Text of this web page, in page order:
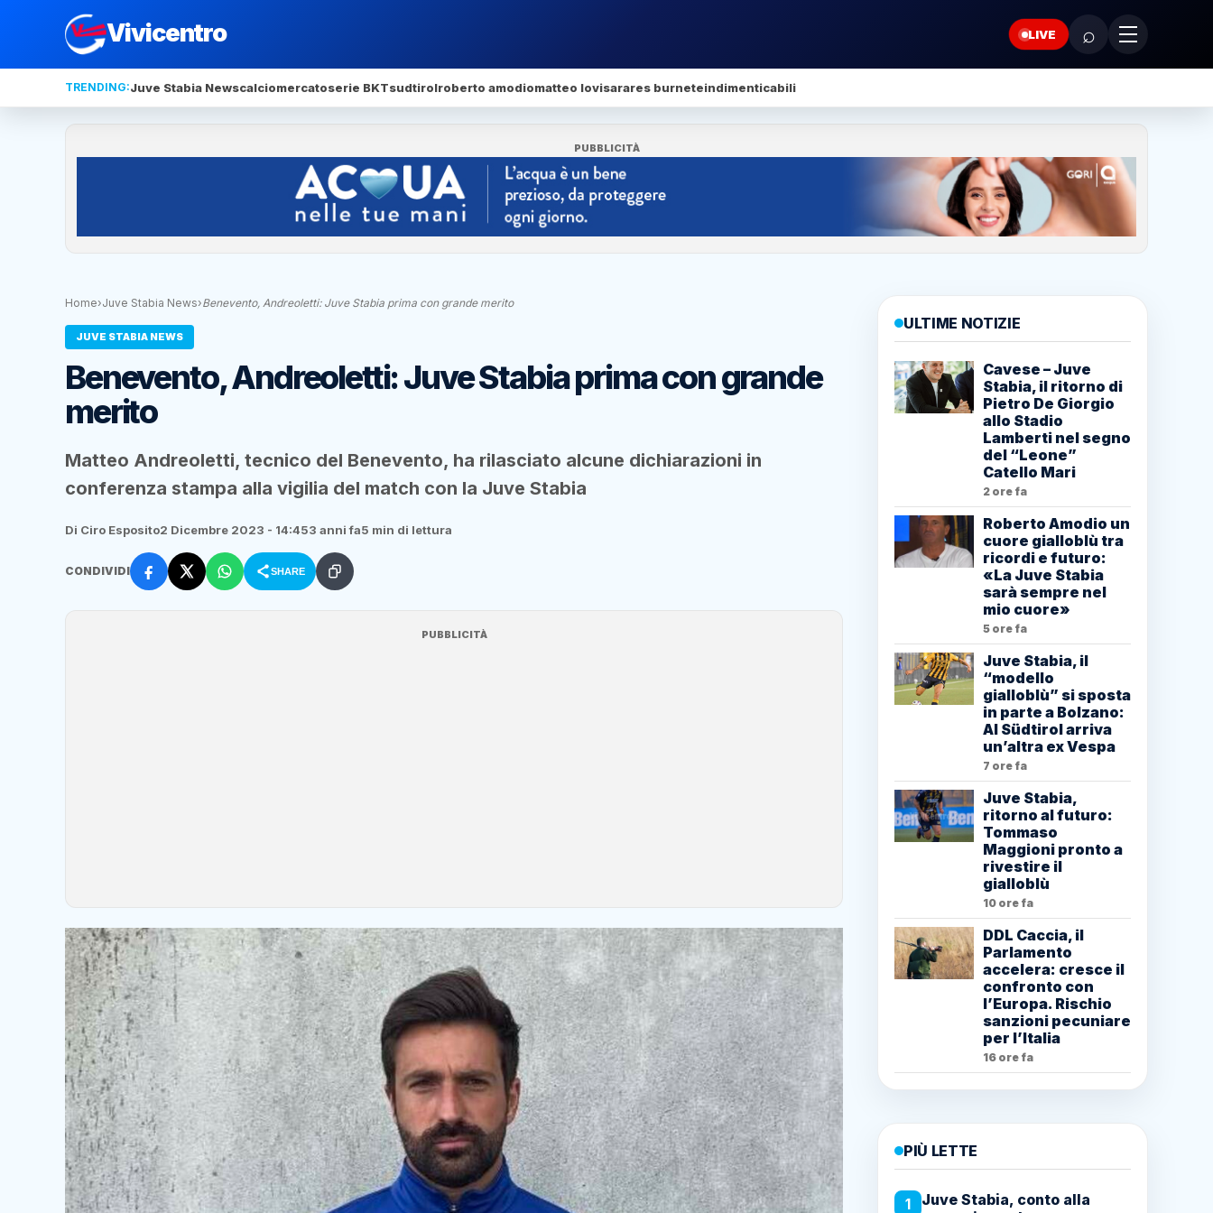
Vivicentro LIVE ⌕
TRENDING:Juve Stabia Newscalciomercatoserie BKTsudtirolroberto amodiomatteo lovisarares burneteindimenticabili
PUBBLICITÀ
Home›Juve Stabia News›Benevento, Andreoletti: Juve Stabia prima con grande merito
JUVE STABIA NEWS
Benevento, Andreoletti: Juve Stabia prima con grande
merito
Matteo Andreoletti, tecnico del Benevento, ha rilasciato alcune dichiarazioni in
conferenza stampa alla vigilia del match con la Juve Stabia
Di Ciro Esposito2 Dicembre 2023 - 14:453 anni fa5 min di lettura
CONDIVIDI SHARE
PUBBLICITÀ
ULTIME NOTIZIE
Cavese – Juve
Stabia, il ritorno di
Pietro De Giorgio
allo Stadio
Lamberti nel segno
del “Leone”
Catello Mari
2 ore fa
Roberto Amodio un
cuore gialloblù tra
ricordi e futuro:
«La Juve Stabia
sarà sempre nel
mio cuore»
5 ore fa
Juve Stabia, il
“modello
gialloblù” si sposta
in parte a Bolzano:
Al Südtirol arriva
un’altra ex Vespa
7 ore fa
Juve Stabia,
ritorno al futuro:
Tommaso
Maggioni pronto a
rivestire il
gialloblù
10 ore fa
DDL Caccia, il
Parlamento
accelera: cresce il
confronto con
l’Europa. Rischio
sanzioni pecuniare
per l’Italia
16 ore fa
PIÙ LETTE
1
Juve Stabia, conto alla